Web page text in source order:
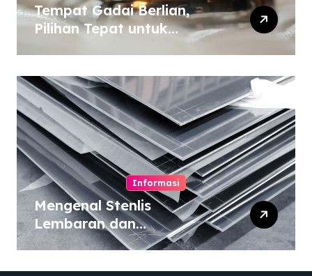
Tempat Gadai Berlian,
Pilihan Tepat untuk
Informasi
Mengenal Stenlis
Lembaran dan
Komposisinya